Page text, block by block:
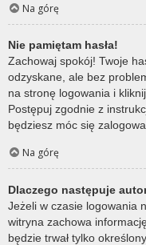
Na górę
Nie pamiętam hasła!
Zachowaj spokój! Twoje
odzyskane, ale bez
na stronę logowania i
Postępuj zgodnie z
będziesz móc się
Na górę
Dlaczego następuje
Jeżeli w czasie logowania
witryna zachowa
będzie trwał tylko